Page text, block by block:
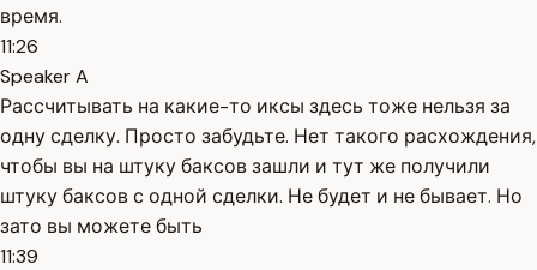
время.
11:26
Speaker A
Рассчитывать на какие-то иксы здесь тоже нельзя за
одну сделку. Просто забудьте. Нет такого расхождения,
чтобы вы на штуку баксов зашли и тут же получили
штуку баксов с одной сделки. Не будет и не бывает. Но
зато вы можете быть
11:39